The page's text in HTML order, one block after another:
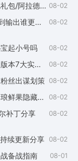
体验服更新速递 夏末绽放回忆礼包/阿拉德谋略战等 08-02
魔力&精灵全方位对比 从搬砖到输出谁更胜一筹 08-02
起小号吗 08-02
减少操作提高效率 盘点千海天版本7大实用小技巧 08-02
丝出谋划策 08-02
怨恨的记忆光环改26年夏日琳琅鲜果隐藏光环补丁 08-02
补丁分享 08-02
续更新分享 08-02
备战指南 08-01